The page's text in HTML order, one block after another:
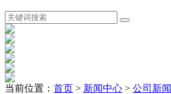
当前位置： 首页 > 新闻中心 > 公司新闻